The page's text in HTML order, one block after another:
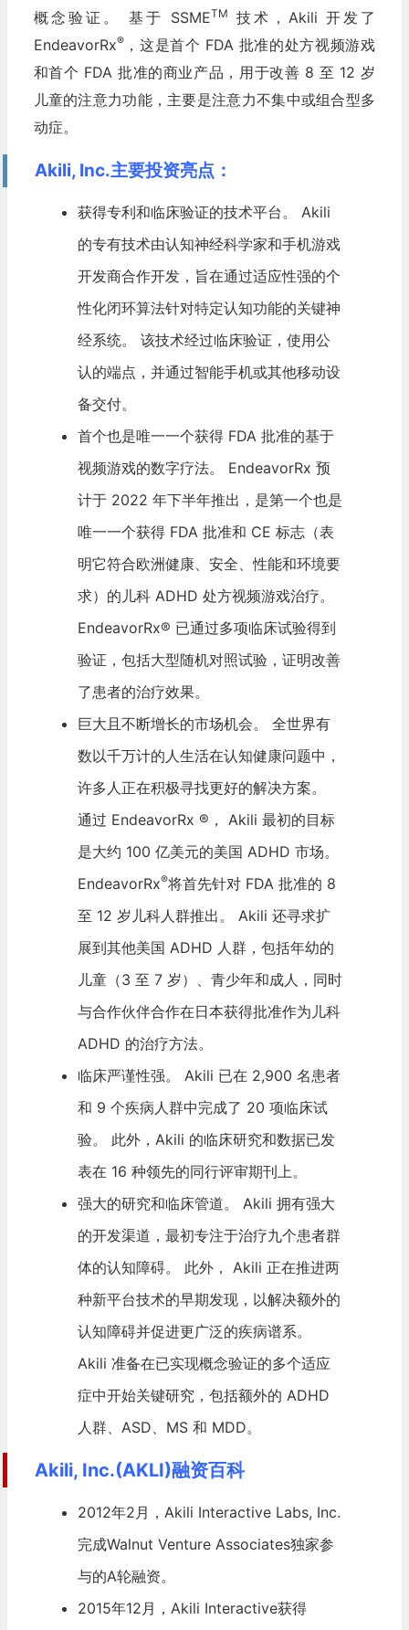
概念验证。 基于 SSMETM
技术，Akili 开发了
EndeavorRx®，这是首个 FDA 批准的处方视频游戏
和首个 FDA 批准的商业产品，用于改善 8 至 12 岁
儿童的注意力功能，主要是注意力不集中或组合型多
动症。
Akili, Inc.主要投资亮点：
获得专利和临床验证的技术平台。 Akili
的专有技术由认知神经科学家和手机游戏
开发商合作开发，旨在通过适应性强的个
性化闭环算法针对特定认知功能的关键神
经系统。 该技术经过临床验证，使用公
认的端点，并通过智能手机或其他移动设
备交付。
首个也是唯一一个获得 FDA 批准的基于
视频游戏的数字疗法。 EndeavorRx 预
计于 2022 年下半年推出，是第一个也是
唯一一个获得 FDA 批准和 CE 标志（表
明它符合欧洲健康、安全、性能和环境要
求）的儿科 ADHD 处方视频游戏治疗。
EndeavorRx® 已通过多项临床试验得到
验证，包括大型随机对照试验，证明改善
了患者的治疗效果。
巨大且不断增长的市场机会。 全世界有
数以千万计的人生活在认知健康问题中，
许多人正在积极寻找更好的解决方案。
通过 EndeavorRx ®， Akili 最初的目标
是大约 100 亿美元的美国 ADHD 市场。
EndeavorRx®将首先针对 FDA 批准的 8
至 12 岁儿科人群推出。 Akili 还寻求扩
展到其他美国 ADHD 人群，包括年幼的
儿童（3 至 7 岁）、青少年和成人，同时
与合作伙伴合作在日本获得批准作为儿科
ADHD 的治疗方法。
临床严谨性强。 Akili 已在 2,900 名患者
和 9 个疾病人群中完成了 20 项临床试
验。 此外，Akili 的临床研究和数据已发
表在 16 种领先的同行评审期刊上。
强大的研究和临床管道。 Akili 拥有强大
的开发渠道，最初专注于治疗九个患者群
体的认知障碍。 此外， Akili 正在推进两
种新平台技术的早期发现，以解决额外的
认知障碍并促进更广泛的疾病谱系。
Akili 准备在已实现概念验证的多个适应
症中开始关键研究，包括额外的 ADHD
人群、ASD、MS 和 MDD。
Akili, Inc.(AKLI)融资百科
2012年2月，Akili Interactive Labs, Inc.
完成Walnut Venture Associates独家参
与的A轮融资。
2015年12月，Akili Interactive获得